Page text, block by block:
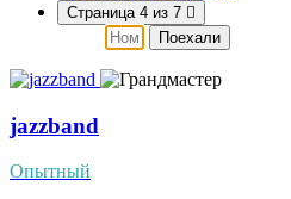
Страница 4 из 7
Поехали
jazzband
Опытный